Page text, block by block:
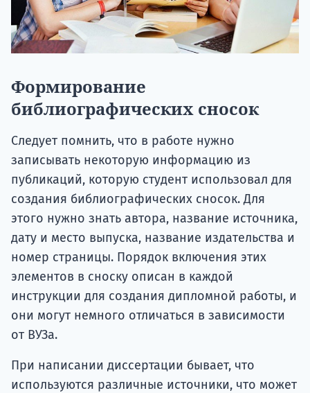
Формирование
библиографических сносок
Следует помнить, что в работе нужно
записывать некоторую информацию из
публикаций, которую студент использовал для
создания библиографических сносок. Для
этого нужно знать автора, название источника,
дату и место выпуска, название издательства и
номер страницы. Порядок включения этих
элементов в сноску описан в каждой
инструкции для создания дипломной работы, и
они могут немного отличаться в зависимости
от ВУЗа.
При написании диссертации бывает, что
используются различные источники, что может